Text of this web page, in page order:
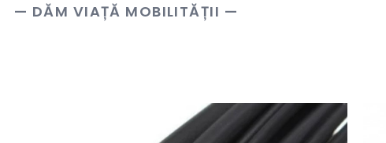
— DĂM VIAȚĂ MOBILITĂȚII —